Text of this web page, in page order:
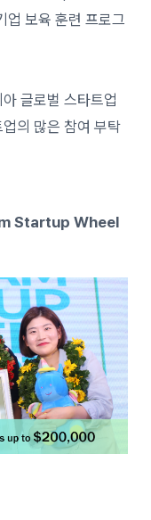
보육 훈련 프로그
글로벌 스타트업
의 많은 참여 부탁
Startup Wheel